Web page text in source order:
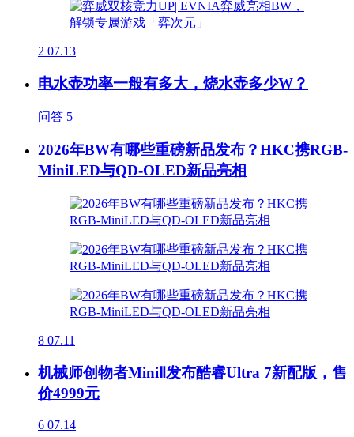
2 07.13
电水壶功率一般有多大，烧水壶多少W？
问答 5
2026年BW有哪些重磅新品发布？HKC携RGB-
MiniLED与QD-OLED新品亮相
8 07.11
机械师创物者MiniⅡ发布酷睿Ultra 7新配版，售
价4999元
6 07.14